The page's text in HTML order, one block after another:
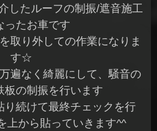
したルーフの制振/遮音施工
ったお車です
取り外しての作業になりま
す☆
遍なく綺麗にして、騒音の
板の制振を行います
り続けて最終チェックを行
上から貼っていきます^^